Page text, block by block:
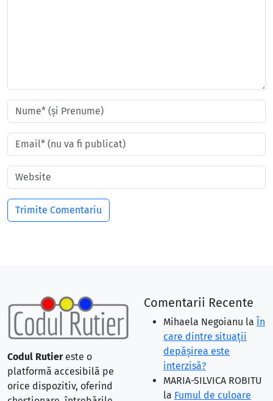
Codul Rutiereste o
platformă accesibilă pe
orice dispozitiv, oferind
Comentarii Recente
Mihaela Negoianu la În
care dintre situaţii
depăşirea este
interzisă?
MARIA-SILVICA ROBITU
la Fumul de culoare